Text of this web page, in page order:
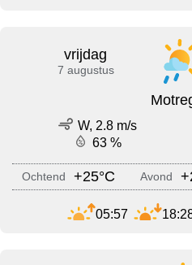
vrijdag
7 augustus
W, 2.8 m/s
63 %
Ochtend +25°C Avond
05:57